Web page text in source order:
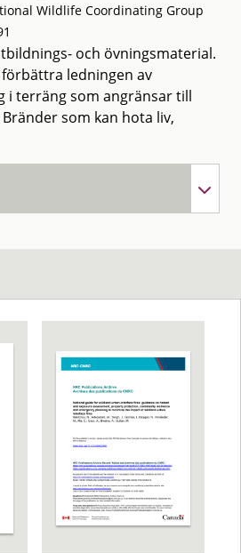
Wildlife Coordinating Group
och övningsmaterial.
ledningen av
i terräng som angränsar till
som kan hota liv,